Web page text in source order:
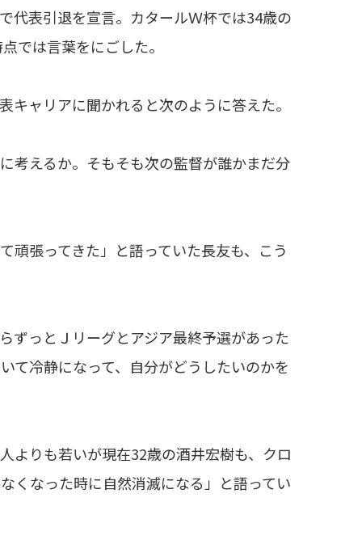
代表引退を宣言。カタールＷ杯では34歳の
では言葉をにごした。
ャリアに聞かれると次のように答えた。
考えるか。そもそも次の監督が誰かまだ分
張ってきた」と語っていた長友も、こう
ずっとＪリーグとアジア最終予選があった
て冷静になって、自分がどうしたいのかを
よりも若いが現在32歳の酒井宏樹も、クロ
くなった時に自然消滅になる」と語ってい